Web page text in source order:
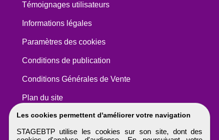
Les cookies permettent d'améliorer votre navigation
STAGEBTP utilise les cookies sur son site, dont des
Témoignages utilisateurs
Informations légales
Paramètres des cookies
Conditions de publication
Conditions Générales de Vente
Plan du site